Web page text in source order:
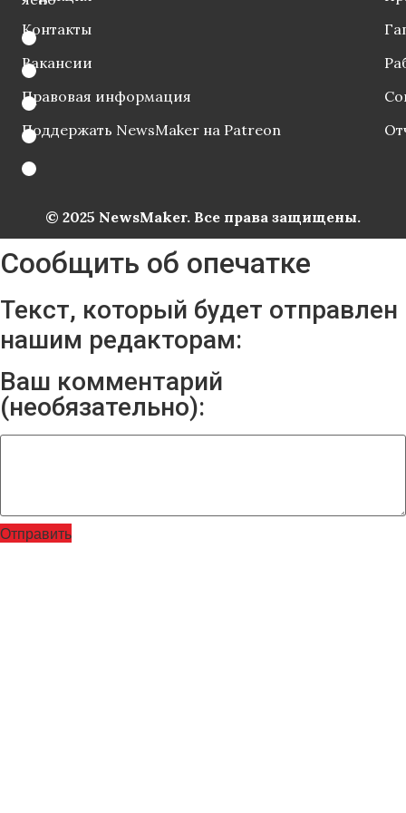
Контакты
Вакансии
Правовая информация
Поддержать NewsMaker на Patreon
© 2025 NewsMaker. Все права защищены.
Сообщить об опечатке
Текст, который будет отправлен
нашим редакторам:
Ваш комментарий
(необязательно):
Отправить